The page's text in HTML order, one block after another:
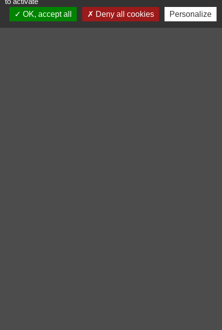
OK, accept all
Deny all cookies Personalize